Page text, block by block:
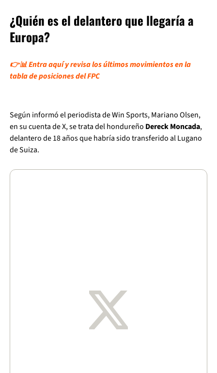
¿Quién es el delantero que llegaría a
Europa?
👉📊 Entra aquí y revisa los últimos movimientos en la
tabla de posiciones del FPC
Según informó el periodista de Win Sports, Mariano Olsen,
en su cuenta de X, se trata del hondureño Dereck Moncada,
delantero de 18 años que habría sido transferido al Lugano
de Suiza.